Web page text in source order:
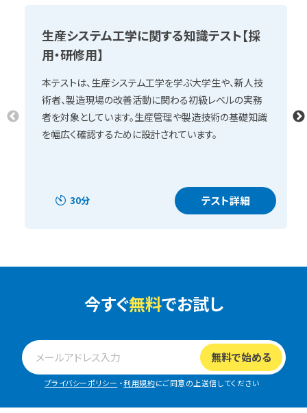
生産システム工学に関する知識テスト【採
用・研修用】
本テストは、生産システム工学を学ぶ大学生や、新人技
術者、製造現場の改善活動に関わる初級レベルの実務
者を対象としています。生産管理や製造技術の基礎知識
を幅広く確認するために設計されています。
30分 テスト詳細
今すぐ無料でお試し
プライバシーポリシー ・利用規約にご同意の上送信してください